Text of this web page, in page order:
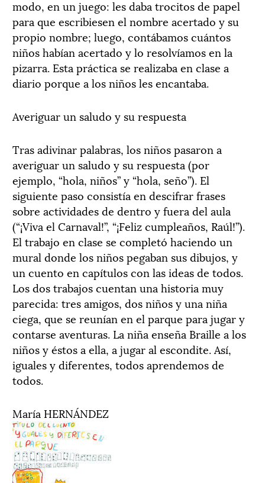
modo, en un juego: les daba trocitos de papel
para que escribiesen el nombre acertado y su
propio nombre; luego, contábamos cuántos
niños habían acertado y lo resolvíamos en la
pizarra. Esta práctica se realizaba en clase a
diario porque a los niños les encantaba.
Averiguar un saludo y su respuesta
Tras adivinar palabras, los niños pasaron a
averiguar un saludo y su respuesta (por
ejemplo, “hola, niños” y “hola, seño”). El
siguiente paso consistía en descifrar frases
sobre actividades de dentro y fuera del aula
(“¡Viva el Carnaval!”, “¡Feliz cumpleaños, Raúl!”).
El trabajo en clase se completó haciendo un
mural donde los niños pegaban sus dibujos, y
un cuento en capítulos con las ideas de todos.
Los dos trabajos cuentan una historia muy
parecida: tres amigos, dos niños y una niña
ciega, que se reunían en el parque para jugar y
contarse aventuras. La niña enseña Braille a los
niños y éstos a ella, a jugar al escondite. Así,
iguales y diferentes, todos aprendemos de
todos.
María HERNÁNDEZ